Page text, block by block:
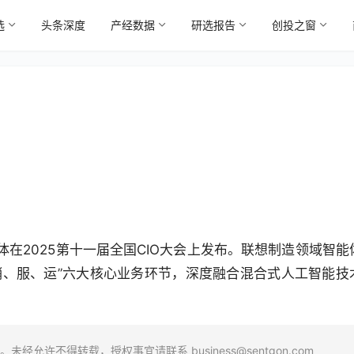
头条深度 产经数据 研选报告 创投之窗
2025第十一届全国CIO大会上发布。联想制造领域智能
服、运”六大核心业务环节，深度融合混合式人工智能技
未经允许不得转载，授权事宜请联系 business@sentgon.com